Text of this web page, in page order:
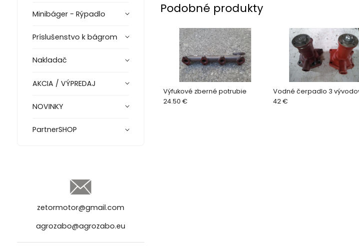
Minibáger - Rýpadlo
Príslušenstvo k bágrom
Nakladač
AKCIA / VÝPREDAJ
NOVINKY
PartnerSHOP
zetormotor@gmail.com
agrozabo@agrozabo.eu
Podobné produkty
Výfukové zberné potrubie
24.50 €
Vodné čerpadlo 3
42 €